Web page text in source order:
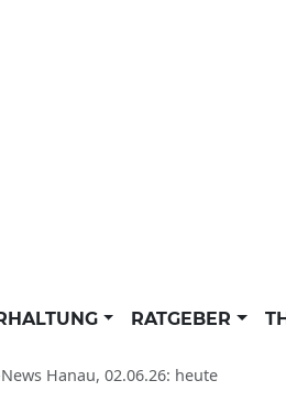
RATGEBER
Hanau, 02.06.26: heute